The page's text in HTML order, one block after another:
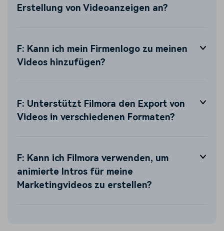
Erstellung von Videoanzeigen an?
F: Kann ich mein Firmenlogo zu meinen
Videos hinzufügen?
F: Unterstützt Filmora den Export von
Videos in verschiedenen Formaten?
F: Kann ich Filmora verwenden, um
animierte Intros für meine
Marketingvideos zu erstellen?